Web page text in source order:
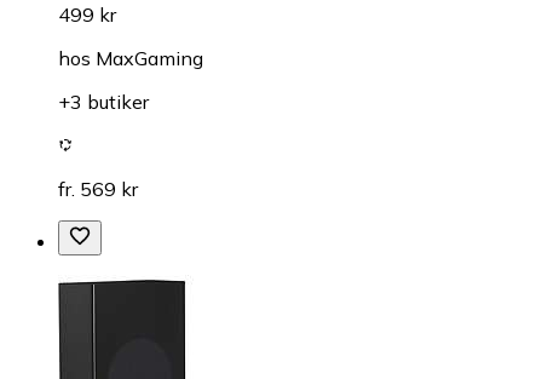
499 kr
hos MaxGaming
+3 butiker
fr. 569 kr